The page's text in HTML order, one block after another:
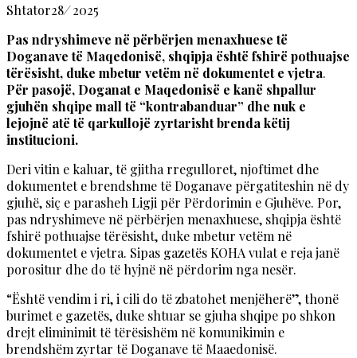
Shtator28/2025
Pas ndryshimeve në përbërjen menaxhuese të
Doganave të Maqedonisë, shqipja është fshirë pothuajse
tërësisht, duke mbetur vetëm në dokumentet e vjetra.
Për pasojë, Doganat e Maqedonisë e kanë shpallur
gjuhën shqipe mall të “kontrabanduar” dhe nuk e
lejojnë atë të qarkullojë zyrtarisht brenda këtij
institucioni.
Deri vitin e kaluar, të gjitha rregulloret, njoftimet dhe
dokumentet e brendshme të Doganave përgatiteshin në dy
gjuhë, siç e parasheh Ligji për Përdorimin e Gjuhëve. Por,
pas ndryshimeve në përbërjen menaxhuese, shqipja është
fshirë pothuajse tërësisht, duke mbetur vetëm në
dokumentet e vjetra. Sipas gazetës KOHA vulat e reja janë
porositur dhe do të hyjnë në përdorim nga nesër.
“Është vendim i ri, i cili do të zbatohet menjëherë”, thonë
burimet e gazetës, duke shtuar se gjuha shqipe po shkon
drejt eliminimit të tërësishëm në komunikimin e
brendshëm zyrtar të Doganave të Maaedonisë.